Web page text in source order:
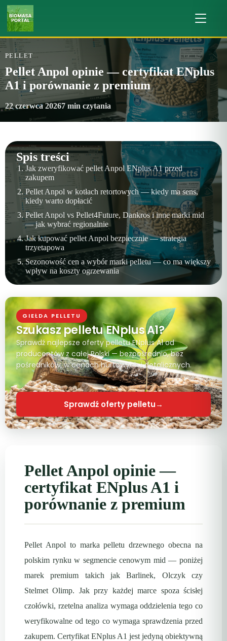
PELLET
Pellet Anpol opinie — certyfikat ENplus
A1 i porównanie z premium
22 czerwca 20267 min czytania
Spis treści
Jak zweryfikować pellet Anpol ENplus A1 przed
zakupem
Pellet Anpol w kotłach retortowych — kiedy ma sens,
kiedy warto dopłacić
Pellet Anpol vs Pellet4Future, Dankros i inne marki mid
— jak wybrać regionalnie
Jak kupować pellet Anpol bezpiecznie — strategia
trzyetapowa
Sezonowość cen a wybór marki pelletu — co ma większy
wpływ na koszty ogrzewania
GIEŁDA PELLETU
Szukasz pelletu ENplus A1?
Sprawdź najlepsze oferty pelletu ENplus A1 od
producentów z całej Polski — bezpośrednio, bez
pośredników, w cenach hurtowych i detalicznych.
Sprawdź oferty pelletu→
Pellet Anpol opinie —
certyfikat ENplus A1 i
porównanie z premium
Pellet Anpol to marka pelletu drzewnego obecna na
polskim rynku w segmencie cenowym mid — poniżej
marek premium takich jak Barlinek, Olczyk czy
Stelmet Olimp. Jak przy każdej marce spoza ścisłej
czołówki, rzetelna analiza wymaga oddzielenia tego co
weryfikowalne od tego co wymaga sprawdzenia przed
zakupem. Certyfikat ENplus A1 jest jedyną obiektywną